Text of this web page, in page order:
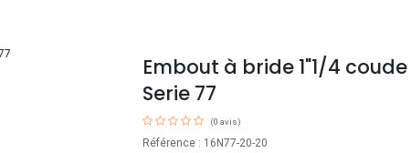
Embout à bride 1"1/4
Serie 77
(0 avis)
Référence : 16N77-20-20